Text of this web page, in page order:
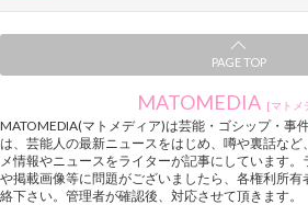
PAGE TOP
MATOMEDIA [マトメ
MATOMEDIA(マトメディア)は芸能・ゴシップ・事
は、芸能人の最新ニュースをはじめ、噂や裏話など
メ情報やニュースをライターが記事にしています
や掲載画像等に問題がございましたら、各権利所
絡下さい。管理者が確認後、対応させて頂きます。